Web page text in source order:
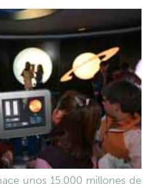
unos 15.000 millones de